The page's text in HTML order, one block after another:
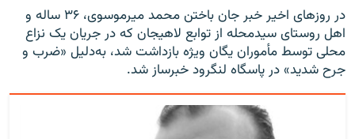
در روزهای اخیر خبر جان‌ باختن محمد میرموسوی، ۳۶ ساله و
اهل روستای سیدمحله از توابع لاهیجان که در جریان یک نزاع
محلی توسط مأموران یگان ویژه بازداشت شد، به‌دلیل «ضرب و
جرح شدید» در پاسگاه لنگرود خبرساز شد.